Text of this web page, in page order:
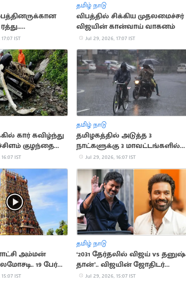
தமிழக
IST
தமிழ் நாடு
விபத்தில் சிக்கிய முதலமைச்சர்
விஜயின் கான்வாய் வாகனம்
Jul 29, 2026, 17:07 IST
கார் கவிழ்ந்து
குழந்தை
பலி
IST
தமிழ் நாடு
தமிழகத்தில் அடுத்த 3
நாட்களுக்கு 3 மாவட்டங்களில்
கனமழைக்கு வாய்ப்பு
Jul 29, 2026, 16:07 IST
அம்மன்
19 பேர்
IST
தமிழ் நாடு
‘2031 தேர்தலில் விஜய் vs தனுஷ்
தான்’.. விஜயின் ஜோதிடர்
கணிப்பு
Jul 29, 2026, 15:07 IST